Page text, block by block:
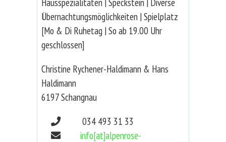
Übernachtungsmöglichkeiten | Spielplatz
[Mo & Di Ruhetag | So ab 19.00 Uhr
geschlossen]
Christine Rychener-Haldimann & Hans
Haldimann
6197 Schangnau
034 493 31 33
info[at]alpenrose-